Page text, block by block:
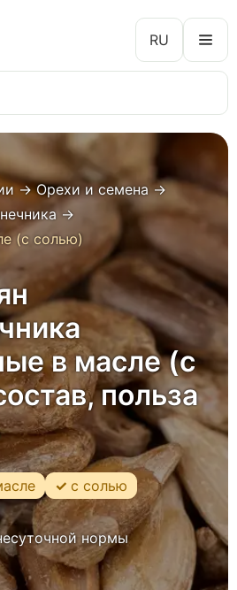
RU
→Орехи и семена→
→
(с солью)
в масле (с
польза
с солью
нормы